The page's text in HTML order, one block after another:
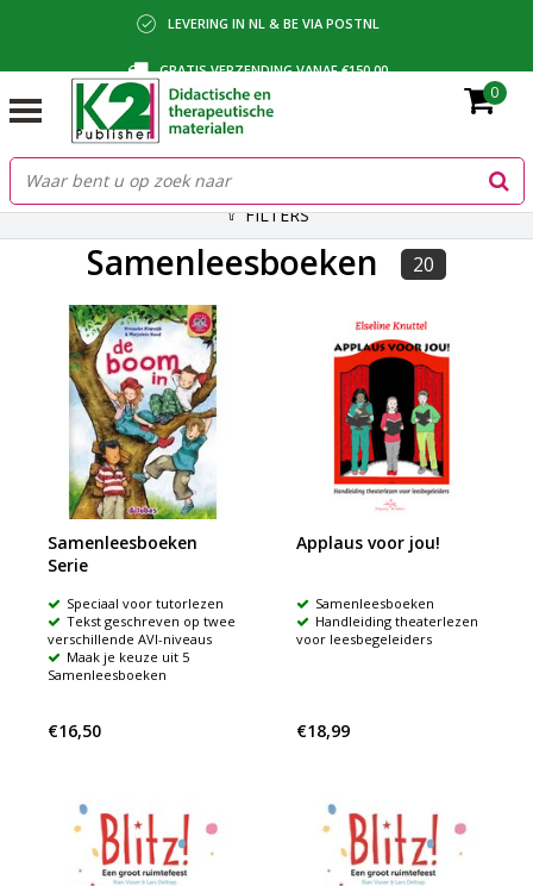
LEVERING IN NL & BE VIA POSTNL
GRATIS VERZENDING VANAF €150,00
BETALING VIA IDEAL, BANCONTACT OF FACTUUR
0
FILTERS
Samenleesboeken 20
Samenleesboeken
Serie
Speciaal voor tutorlezen
Tekst geschreven op twee
verschillende AVI-niveaus
Maak je keuze uit 5
Samenleesboeken
€16,50
Applaus voor jou!
Samenleesboeken
Handleiding theaterlezen
voor leesbegeleiders
€18,99